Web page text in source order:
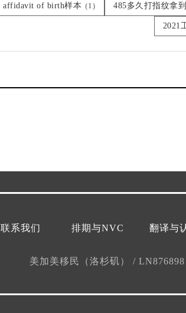
affidavit of birth样本 (1) 485多久打指纹拿
2021
翻译与
排期与NVC
联系我们
美加美移民（洛杉矶） / LN876898